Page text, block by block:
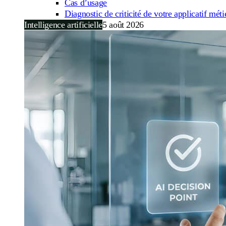
Cas d’usage
Diagnostic de criticité de votre applicatif
Intelligence artificielle5 août 2026